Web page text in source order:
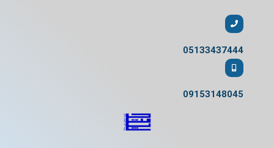
05133437444
09153148045